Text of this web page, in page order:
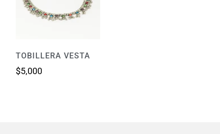
TOBILLERA VESTA
$5,000